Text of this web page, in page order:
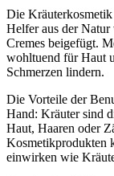
Die
Helfer aus der
Cremes beigefügt.
wohltuend für Haut
Schmerzen lindern.
Die Vorteile der
Hand: Kräuter sind
Haut, Haaren oder
Kosmetikprodukten
einwirken wie